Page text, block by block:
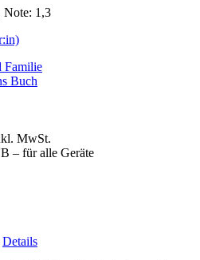
Note: 1,3
Familie
Buch
MwSt.
– für alle Geräte
Details